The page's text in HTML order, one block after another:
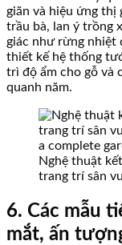
giãn và hiệu ứng thị
trầu bà, lan ý trồng
giác như rừng nhiệt
thiết kế hệ thống
trì độ ẩm cho gỗ và
quanh năm.
Nghệ thuật
trang trí sân
6. Các mẫu
mắt, ấn